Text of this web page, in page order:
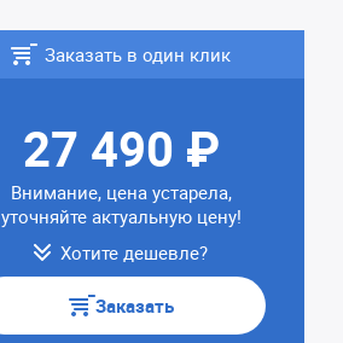
Заказать в один клик
27 490 ₽
Внимание, цена устарела,
уточняйте актуальную цену!
Хотите дешевле?
Заказать